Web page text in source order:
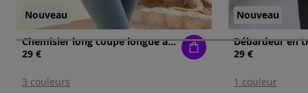
Nouveau
Chemisier long coupe longue affinante
29 €
3 couleurs
Nouveau
Débardeur en
29 €
1 couleur